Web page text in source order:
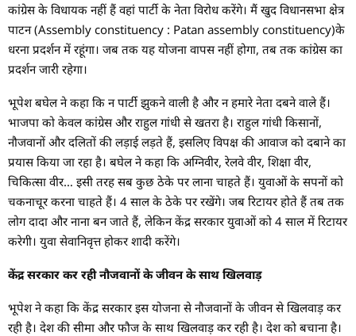
कांग्रेस के विधायक नहीं हैं वहां पार्टी के नेता विरोध करेंगे। मैं खुद विधानसभा क्षेत्र
पाटन (Assembly constituency : Patan assembly constituency)के
धरना प्रदर्शन में रहूंगा। जब तक यह योजना वापस नहीं होगा, तब तक कांग्रेस का
प्रदर्शन जारी रहेगा।
भूपेश बघेल ने कहा कि न पार्टी झुकने वाली है और न हमारे नेता दबने वाले हैं।
भाजपा को केवल कांग्रेस और राहुल गांधी से खतरा है। राहुल गांधी किसानों,
नौजवानों और दलितों की लड़ाई लड़ते हैं, इसलिए विपक्ष की आवाज को दबाने का
प्रयास किया जा रहा है। बघेल ने कहा कि अग्निवीर, रेलवे वीर, शिक्षा वीर,
चिकित्सा वीर… इसी तरह सब कुछ ठेके पर लाना चाहते हैं। युवाओं के सपनों को
चकनाचूर करना चाहते हैं। 4 साल के ठेके पर रखेंगे। जब रिटायर होते हैं तब तक
लोग दादा और नाना बन जाते हैं, लेकिन केंद्र सरकार युवाओं को 4 साल में रिटायर
करेगी। युवा सेवानिवृत्त होकर शादी करेंगे।
केंद्र सरकार कर रही नौजवानों के जीवन के साथ खिलवाड़
भूपेश ने कहा कि केंद्र सरकार इस योजना से नौजवानों के जीवन से खिलवाड़ कर
रही है। देश की सीमा और फौज के साथ खिलवाड़ कर रही है। देश को बचाना है।